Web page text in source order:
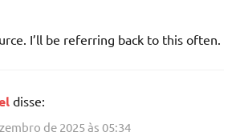
I’ll be referring back to this often.
disse:
de 2025 às 05:34